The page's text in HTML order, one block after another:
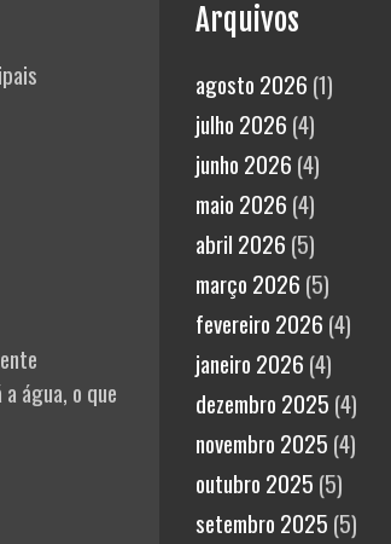
água, o que
Arquivos
agosto 2026 (1)
julho 2026 (4)
junho 2026 (4)
maio 2026 (4)
abril 2026 (5)
março 2026 (5)
fevereiro 2026 (4)
janeiro 2026 (4)
dezembro 2025 (4)
novembro 2025 (4)
outubro 2025 (5)
setembro 2025 (5)